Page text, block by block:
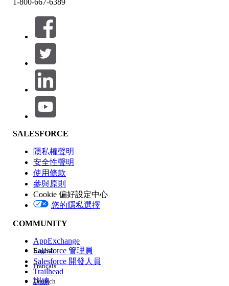
篩選器 (0)
選取篩選
產品區域
功能影響
版本
經驗
1-800-667-6389
SALESFORCE
隱私權聲明
安全性聲明
使用條款
參與原則
Cookie 偏好設定中心
您的隱私選擇
COMMUNITY
AppExchange
Salesforce 管理員
Salesforce 開發人員
Trailhead
訓練
English
Français
Deutsch